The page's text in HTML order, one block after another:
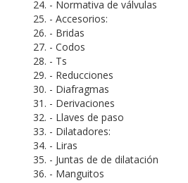
- Normativa de válvulas
- Accesorios:
- Bridas
- Codos
- Ts
- Reducciones
- Diafragmas
- Derivaciones
- Llaves de paso
- Dilatadores:
- Liras
- Juntas de de dilatación
- Manguitos